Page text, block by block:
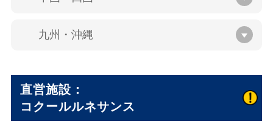
九州・沖縄
直営施設：
コクールルネサンス